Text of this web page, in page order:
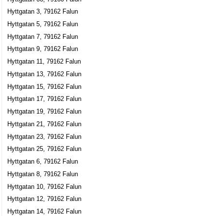
Veronica Therese Johansson
Hyttgatan 39 B, 79160 Falun
Strålin, Ola
023-7022997
Hyttgatan 45 B Lgh 1102, 79160 Falun
Staffansson, Lena
Hyttgatan 48 A Lgh 1303, 79160 Falun
Rörs, Lars-Jöran Sigurd
Hyttgatan 48 B Lgh 1303, 79160 Falun
Pretend AB
Hyttgatan 56 A, 79160 Falun
Rolf Jonsson
023-18399
Hyttgatan 56 B Lgh 1101, 79160 Falun
Hyttgatan 3, 79162 Falun
Hyttgatan 5, 79162 Falun
Hyttgatan 7, 79162 Falun
Hyttgatan 9, 79162 Falun
Hyttgatan 11, 79162 Falun
Hyttgatan 13, 79162 Falun
Hyttgatan 15, 79162 Falun
Hyttgatan 17, 79162 Falun
Hyttgatan 19, 79162 Falun
Hyttgatan 21, 79162 Falun
Hyttgatan 23, 79162 Falun
Hyttgatan 25, 79162 Falun
Hyttgatan 6, 79162 Falun
Hyttgatan 8, 79162 Falun
Hyttgatan 10, 79162 Falun
Hyttgatan 12, 79162 Falun
Hyttgatan 14, 79162 Falun